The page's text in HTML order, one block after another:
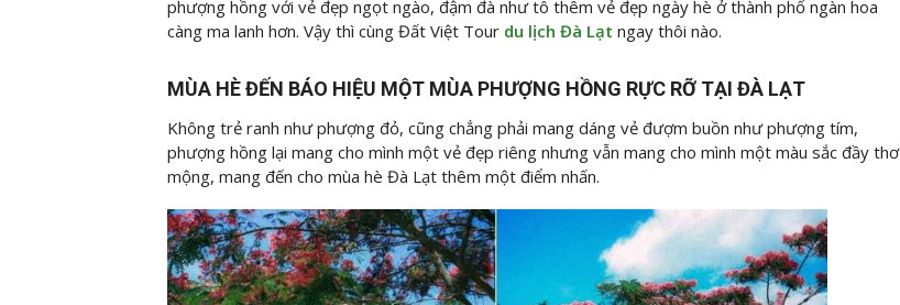
phượng hồng với vẻ đẹp ngọt ngào, đậm đà như tô thêm vẻ đẹp ngày hè ở thành phố ngàn hoa
càng ma lanh hơn. Vậy thì cùng Đất Việt Tour du lịch Đà Lạt ngay thôi nào.
MÙA HÈ ĐẾN BÁO HIỆU MỘT MÙA PHƯỢNG HỒNG RỰC RỠ TẠI ĐÀ LẠT
Không trẻ ranh như phượng đỏ, cũng chẳng phải mang dáng vẻ đượm buồn như phượng tím,
phượng hồng lại mang cho mình một vẻ đẹp riêng nhưng vẫn mang cho mình một màu sắc đầy thơ
mộng, mang đến cho mùa hè Đà Lạt thêm một điểm nhấn.